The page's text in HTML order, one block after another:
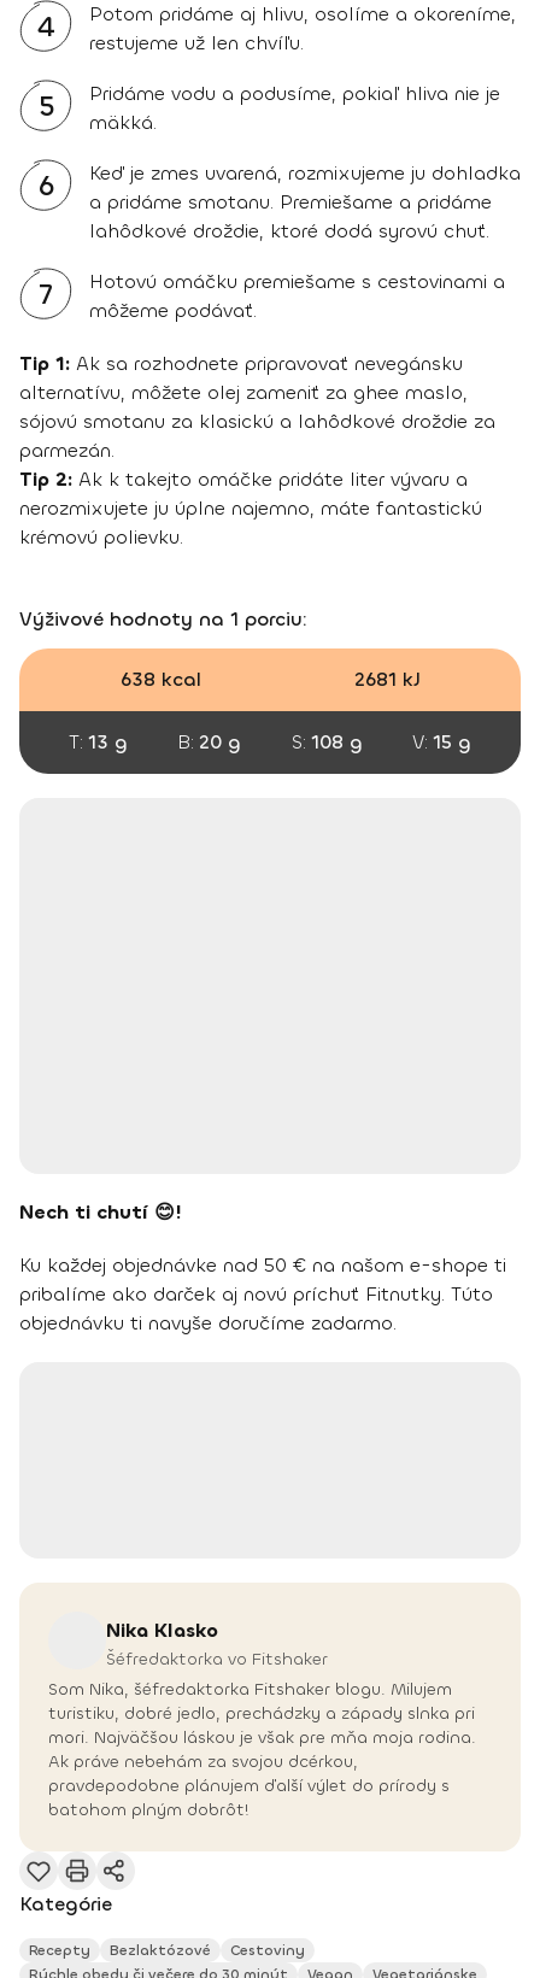
4
Potom pridáme aj hlivu, osolíme a okoreníme,
restujeme už len chvíľu.
5
Pridáme vodu a podusíme, pokiaľ hliva nie je
mäkká.
6
Keď je zmes uvarená, rozmixujeme ju dohladka
a pridáme smotanu. Premiešame a pridáme
lahôdkové droždie, ktoré dodá syrovú chuť.
7
Hotovú omáčku premiešame s cestovinami a
môžeme podávať.
Tip 1: Ak sa rozhodnete pripravovať nevegánsku
alternatívu, môžete olej zameniť za ghee maslo,
sójovú smotanu za klasickú a lahôdkové droždie za
parmezán.
Tip 2: Ak k takejto omáčke pridáte liter vývaru a
nerozmixujete ju úplne najemno, máte fantastickú
krémovú polievku.
Výživové hodnoty na 1 porciu:
638 kcal 2681 kJ
T: 13 g B: 20 g S: 108 g V: 15 g
Nech ti chutí 😊!
Ku každej objednávke nad 50 € na našom e-shope ti
pribalíme ako darček aj novú príchuť Fitnutky. Túto
objednávku ti navyše doručíme zadarmo.
Nika Klasko
Šéfredaktorka vo Fitshaker
Som Nika, šéfredaktorka Fitshaker blogu. Milujem
turistiku, dobré jedlo, prechádzky a západy slnka pri
mori. Najväčšou láskou je však pre mňa moja rodina.
Ak práve nebehám za svojou dcérkou,
pravdepodobne plánujem ďalší výlet do prírody s
batohom plným dobrôt!
Kategórie
Recepty Bezlaktózové
Cestoviny
Rýchle obedy či večere do 30 minút
Vegan Vegetariánske